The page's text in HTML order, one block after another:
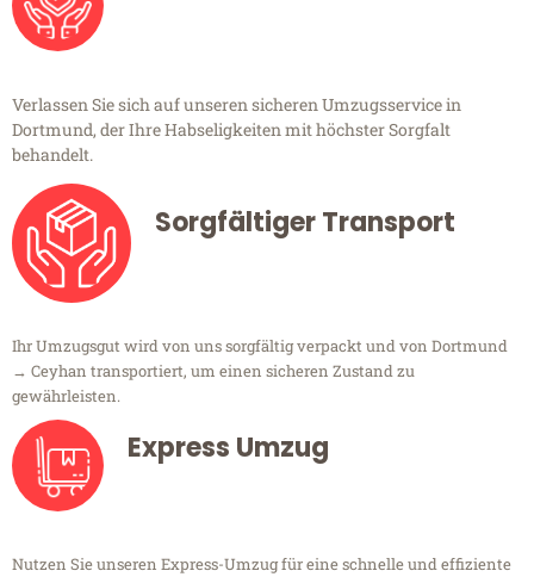
Verlassen Sie sich auf unseren sicheren Umzugsservice in
Dortmund, der Ihre Habseligkeiten mit höchster Sorgfalt
behandelt.
Sorgfältiger Transport
Ihr Umzugsgut wird von uns sorgfältig verpackt und von Dortmund
→ Ceyhan transportiert, um einen sicheren Zustand zu
gewährleisten.
Express Umzug
Nutzen Sie unseren Express-Umzug für eine schnelle und effiziente